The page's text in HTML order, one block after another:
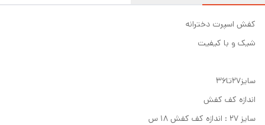
کفش اسپرت دخترانه
شیک و با کیفیت
سایز۲۷تا۳۶
اندازه کف کفش
سایز ۲۷ : اندازه کف کفش ۱۸ س